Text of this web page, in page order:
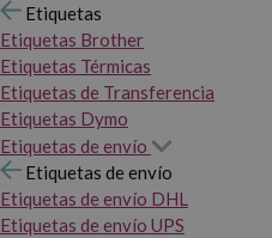
Etiquetas
Etiquetas Brother
Etiquetas Térmicas
Etiquetas de Transferencia
Etiquetas Dymo
Etiquetas de envío
Etiquetas de envío
Etiquetas de envío DHL
Etiquetas de envío UPS